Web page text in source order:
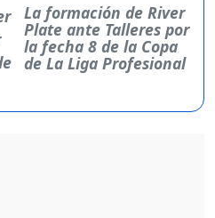
La formación de River
Plate ante Talleres por
la fecha 8 de la Copa
de La Liga Profesional